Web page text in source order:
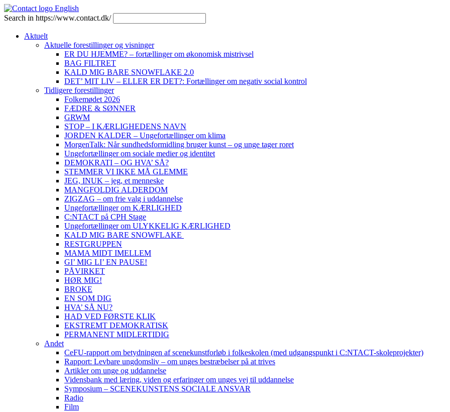
English
Search in https://www.contact.dk/
Aktuelt
Aktuelle forestillinger og visninger
ER DU HJEMME? – fortællinger om økonomisk mistrivsel
BAG FILTRET
KALD MIG BARE SNOWFLAKE 2.0
DET’ MIT LIV – ELLER ER DET?: Fortællinger om negativ social kontrol
Tidligere forestillinger
Folkemødet 2026
FÆDRE & SØNNER
GRWM
STOP – I KÆRLIGHEDENS NAVN
JORDEN KALDER – Ungefortællinger om klima
MorgenTalk: Når sundhedsformidling bruger kunst – og unge tager roret
Ungefortællinger om sociale medier og identitet
DEMOKRATI – OG HVA’ SÅ?
STEMMER VI IKKE MÅ GLEMME
JEG, INUK – jeg, et menneske
MANGFOLDIG ALDERDOM
ZIGZAG – om frie valg i uddannelse
Ungefortællinger om KÆRLIGHED
C:NTACT på CPH Stage
Ungefortællinger om ULYKKELIG KÆRLIGHED
KALD MIG BARE SNOWFLAKE
RESTGRUPPEN
MAMA MIDT IMELLEM
GI’ MIG LI’ EN PAUSE!
PÅVIRKET
HØR MIG!
BROKE
EN SOM DIG
HVA’ SÅ NU?
HAD VED FØRSTE KLIK
EKSTREMT DEMOKRATISK
PERMANENT MIDLERTIDIG
Andet
CeFU-rapport om betydningen af scenekunstforløb i folkeskolen (med udgangspunkt i C:NTACT-skoleprojekter)
Rapport: Levbare ungdomsliv – om unges bestræbelser på at trives
Artikler om unge og uddannelse
Vidensbank med læring, viden og erfaringer om unges vej til uddannelse
Symposium – SCENEKUNSTENS SOCIALE ANSVAR
Radio
Film